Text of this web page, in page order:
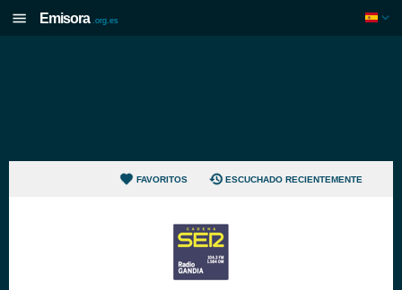
Emisora .org.es
FAVORITOS ESCUCHADO RECIENTEMENTE